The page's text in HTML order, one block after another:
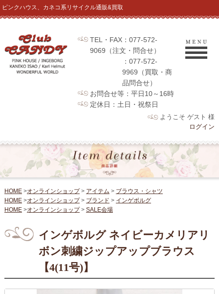
ピンクハウス、カネコ系リサイクル通販&買取
TEL・FAX：077-572-
9069（注文・問合せ）
：077-572-
9969（買取・商
品問合せ）
お問合せ等：平日10～16時
定休日：土日・祝祭日
ようこそ ゲスト 様
ログイン
HOME>オンラインショップ> アイテム > ブラウス・シャツ
HOME>オンラインショップ> ブランド > インゲボルグ
HOME>オンラインショップ> SALE会場
インゲボルグ ネイビーカメリアリ
ボン刺繍ジップアップブラウス
【4(11号)】